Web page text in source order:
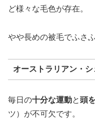
ど様々な毛色が存在。
やや長めの被毛でふさ
オーストラリアン・
毎日の十分な運動と頭
ツ）が不可欠です。